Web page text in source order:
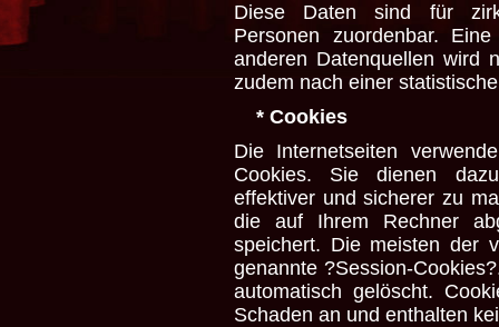
Diese Daten sind für
Personen zuordenbar.
anderen Datenquellen wird
zudem nach einer
* Cookies
Die Internetseiten
Cookies. Sie dienen
effektiver und sicherer zu
die auf Ihrem Rechner
speichert. Die meisten der
genannte ?Session-
automatisch gelöscht.
Schaden an und enthalten